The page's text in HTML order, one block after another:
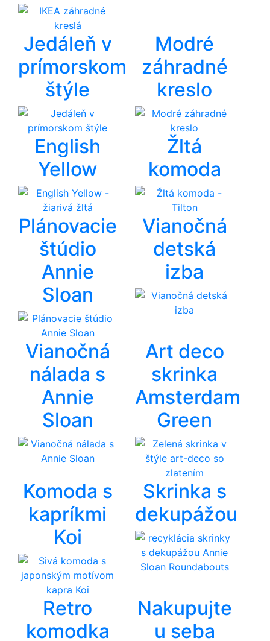
Jedáleň v
prímorskom
štýle
Modré
záhradné
kreslo
English
Yellow
Žltá
komoda
Plánovacie
štúdio
Annie
Sloan
Vianočná
detská
izba
Vianočná
nálada s
Annie
Sloan
Art deco
skrinka
Amsterdam
Green
Komoda s
kapríkmi
Koi
Skrinka s
dekupážou
Retro
komodka
Nakupujte
u seba